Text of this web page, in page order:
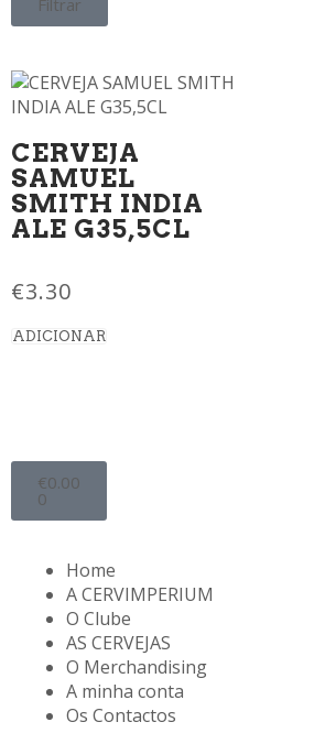
CERVEJA
SAMUEL
SMITH INDIA
ALE G35,5CL
€3.30
ADICIONAR
€0.00
0
Home
A CERVIMPERIUM
O Clube
AS CERVEJAS
O Merchandising
A minha conta
Os Contactos